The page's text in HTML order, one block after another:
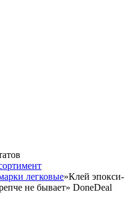
легковые»Клей эпокси-
не бывает» DoneDeal